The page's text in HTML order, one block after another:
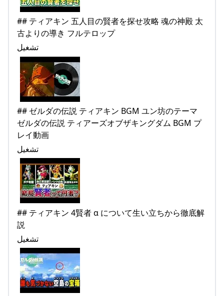
## ティアキン 五人目の賢者を探せ攻略 魂の神殿 太
古よりの導き フルテロップ
تشغيل
## ゼルダの伝説 ティアキン BGM ユン坊のテーマ
ゼルダの伝説 ティアーズオブザキングダム BGM プ
レイ動画
تشغيل
## ティアキン 4賢者 α について生い立ちから徹底解
説
تشغيل